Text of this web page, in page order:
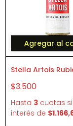
Agregar al
Stella Artois
$3.500
Hasta 3 cuotas
interés de